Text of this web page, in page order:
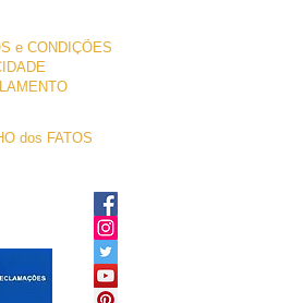
e CONDIÇÕES
dos FATOS